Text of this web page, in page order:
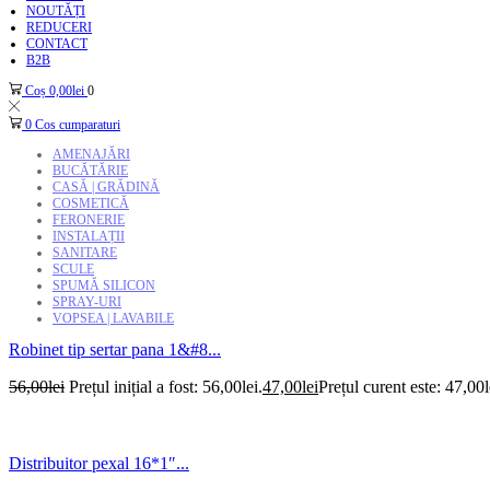
NOUTĂȚI
REDUCERI
CONTACT
B2B
Coș 0,00lei 0
0 Cos cumparaturi
AMENAJĂRI
BUCĂTĂRIE
CASĂ | GRĂDINĂ
COSMETICĂ
FERONERIE
INSTALAȚII
SANITARE
SCULE
SPUMĂ SILICON
SPRAY-URI
VOPSEA | LAVABILE
Robinet tip sertar pana 1&#8...
56,00lei Prețul inițial a fost: 56,00lei.47,00leiPrețul curent este:
Distribuitor pexal 16*1″...